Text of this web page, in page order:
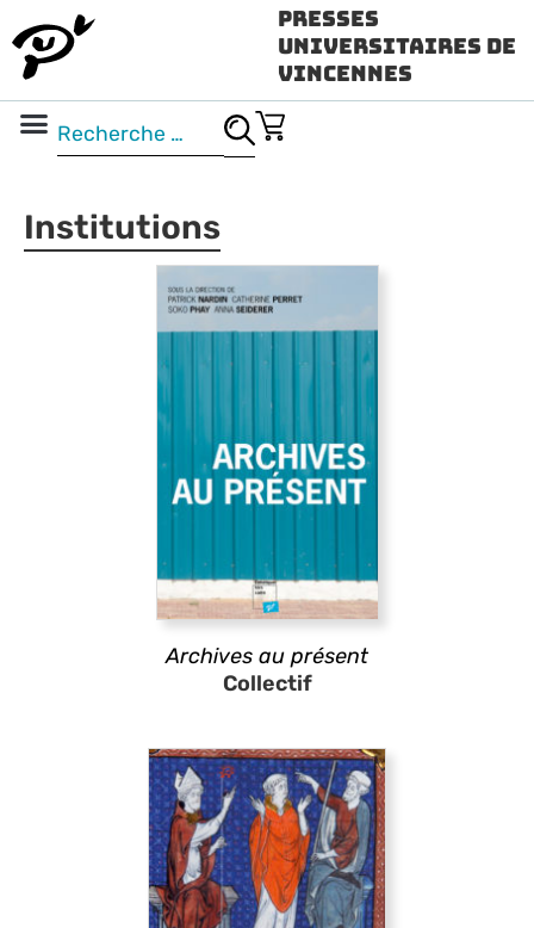
Presses
Universitaires de
Vincennes
Institutions
Archives au présent
Collectif